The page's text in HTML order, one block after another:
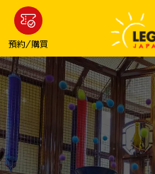
步
主
要
內
容
預約/購買